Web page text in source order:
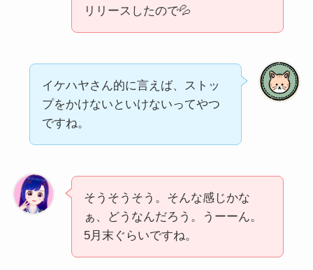
リリースしたので💦
イケハヤさん的に言えば、ストッ
プをかけないといけないってやつ
ですね。
そうそうそう。そんな感じかな
ぁ、どうなんだろう。うーーん。
5月末ぐらいですね。